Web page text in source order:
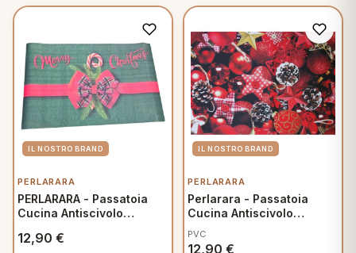
PERLARARA
PERLARARA - Passatoia
Cucina Antiscivolo
Merry Christmas
12,90 €
PERLARARA
Perlarara - Passatoia
Cucina Antiscivolo
Rosso
PVC
12,90 €